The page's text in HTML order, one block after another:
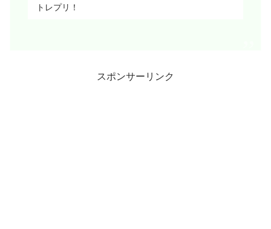
トレプリ！
スポンサーリンク